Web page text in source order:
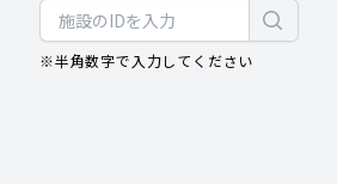
※半角数字で入力してください